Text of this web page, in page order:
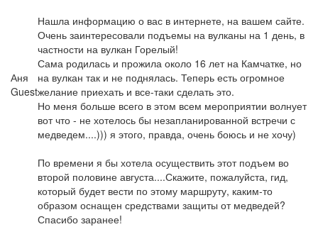
Аня
Guest
Нашла информацию о вас в интернете, на вашем сайте.
Очень заинтересовали подъемы на вулканы на 1 день, в
частности на вулкан Горелый!
Сама родилась и прожила около 16 лет на Камчатке, но
на вулкан так и не поднялась. Теперь есть огромное
желание приехать и все-таки сделать это.
Но меня больше всего в этом всем мероприятии волнует
вот что - не хотелось бы незапланированной встречи с
медведем....))) я этого, правда, очень боюсь и не хочу)
По времени я бы хотела осуществить этот подъем во
второй половине августа....Скажите, пожалуйста, гид,
который будет вести по этому маршруту, каким-то
образом оснащен средствами защиты от медведей?
Спасибо заранее!